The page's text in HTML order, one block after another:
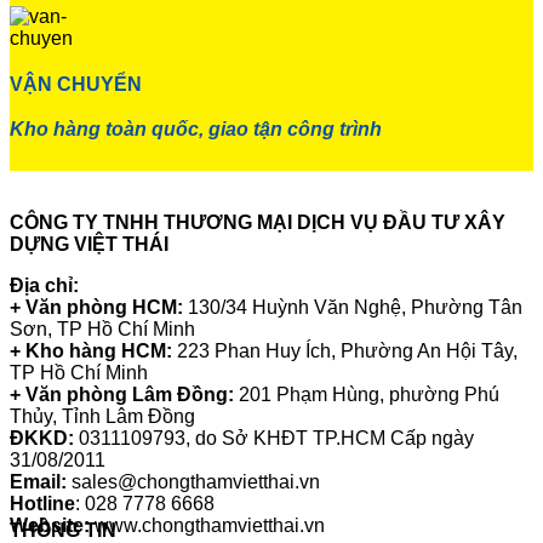
VẬN CHUYỂN
Kho hàng toàn quốc, giao tận công trình
CÔNG TY TNHH THƯƠNG MẠI DỊCH VỤ ĐẦU TƯ XÂY
DỰNG VIỆT THÁI
Địa chỉ:
+ Văn phòng HCM: 130/34 Huỳnh Văn Nghệ, Phường Tân
Sơn, TP Hồ Chí Minh
+ Kho hàng HCM: 223 Phan Huy Ích, Phường An Hội Tây,
TP Hồ Chí Minh
+ Văn phòng Lâm Đồng: 201 Phạm Hùng, phường Phú
Thủy, Tỉnh Lâm Đồng
ĐKKD: 0311109793, do Sở KHĐT TP.HCM Cấp ngày
31/08/2011
Email: sales@chongthamvietthai.vn
Hotline: 028 7778 6668
Website:www.chongthamvietthai.vn
THÔNG TIN